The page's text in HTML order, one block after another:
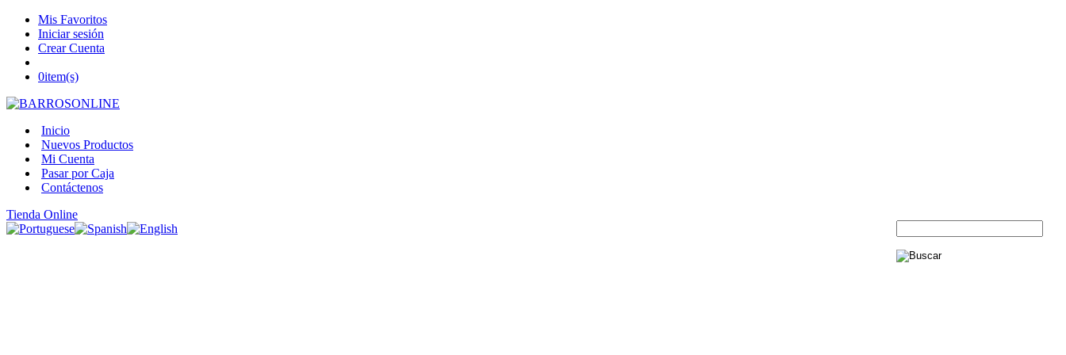
Mis Favoritos
Iniciar sesión
Crear Cuenta
0item(s)
Inicio
Nuevos Productos
Mi Cuenta
Pasar por Caja
Contáctenos
Tienda Online